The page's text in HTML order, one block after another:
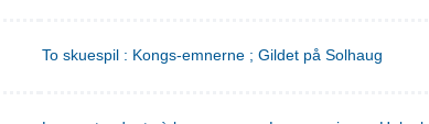
To skuespil : Kongs-emnerne ; Gildet på Solhaug